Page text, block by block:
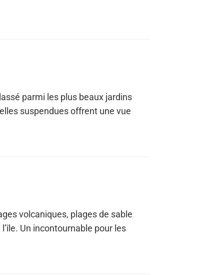
parmi les plus beaux jardins
suspendues offrent une vue
volcaniques, plages de sable
Un incontournable pour les